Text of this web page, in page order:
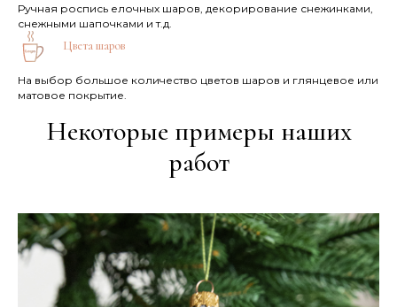
Ручная роспись елочных шаров, декорирование снежинками,
снежными шапочками и т.д.
Цвета шаров
На выбор большое количество цветов шаров и глянцевое или
матовое покрытие.
Некоторые примеры наших
работ